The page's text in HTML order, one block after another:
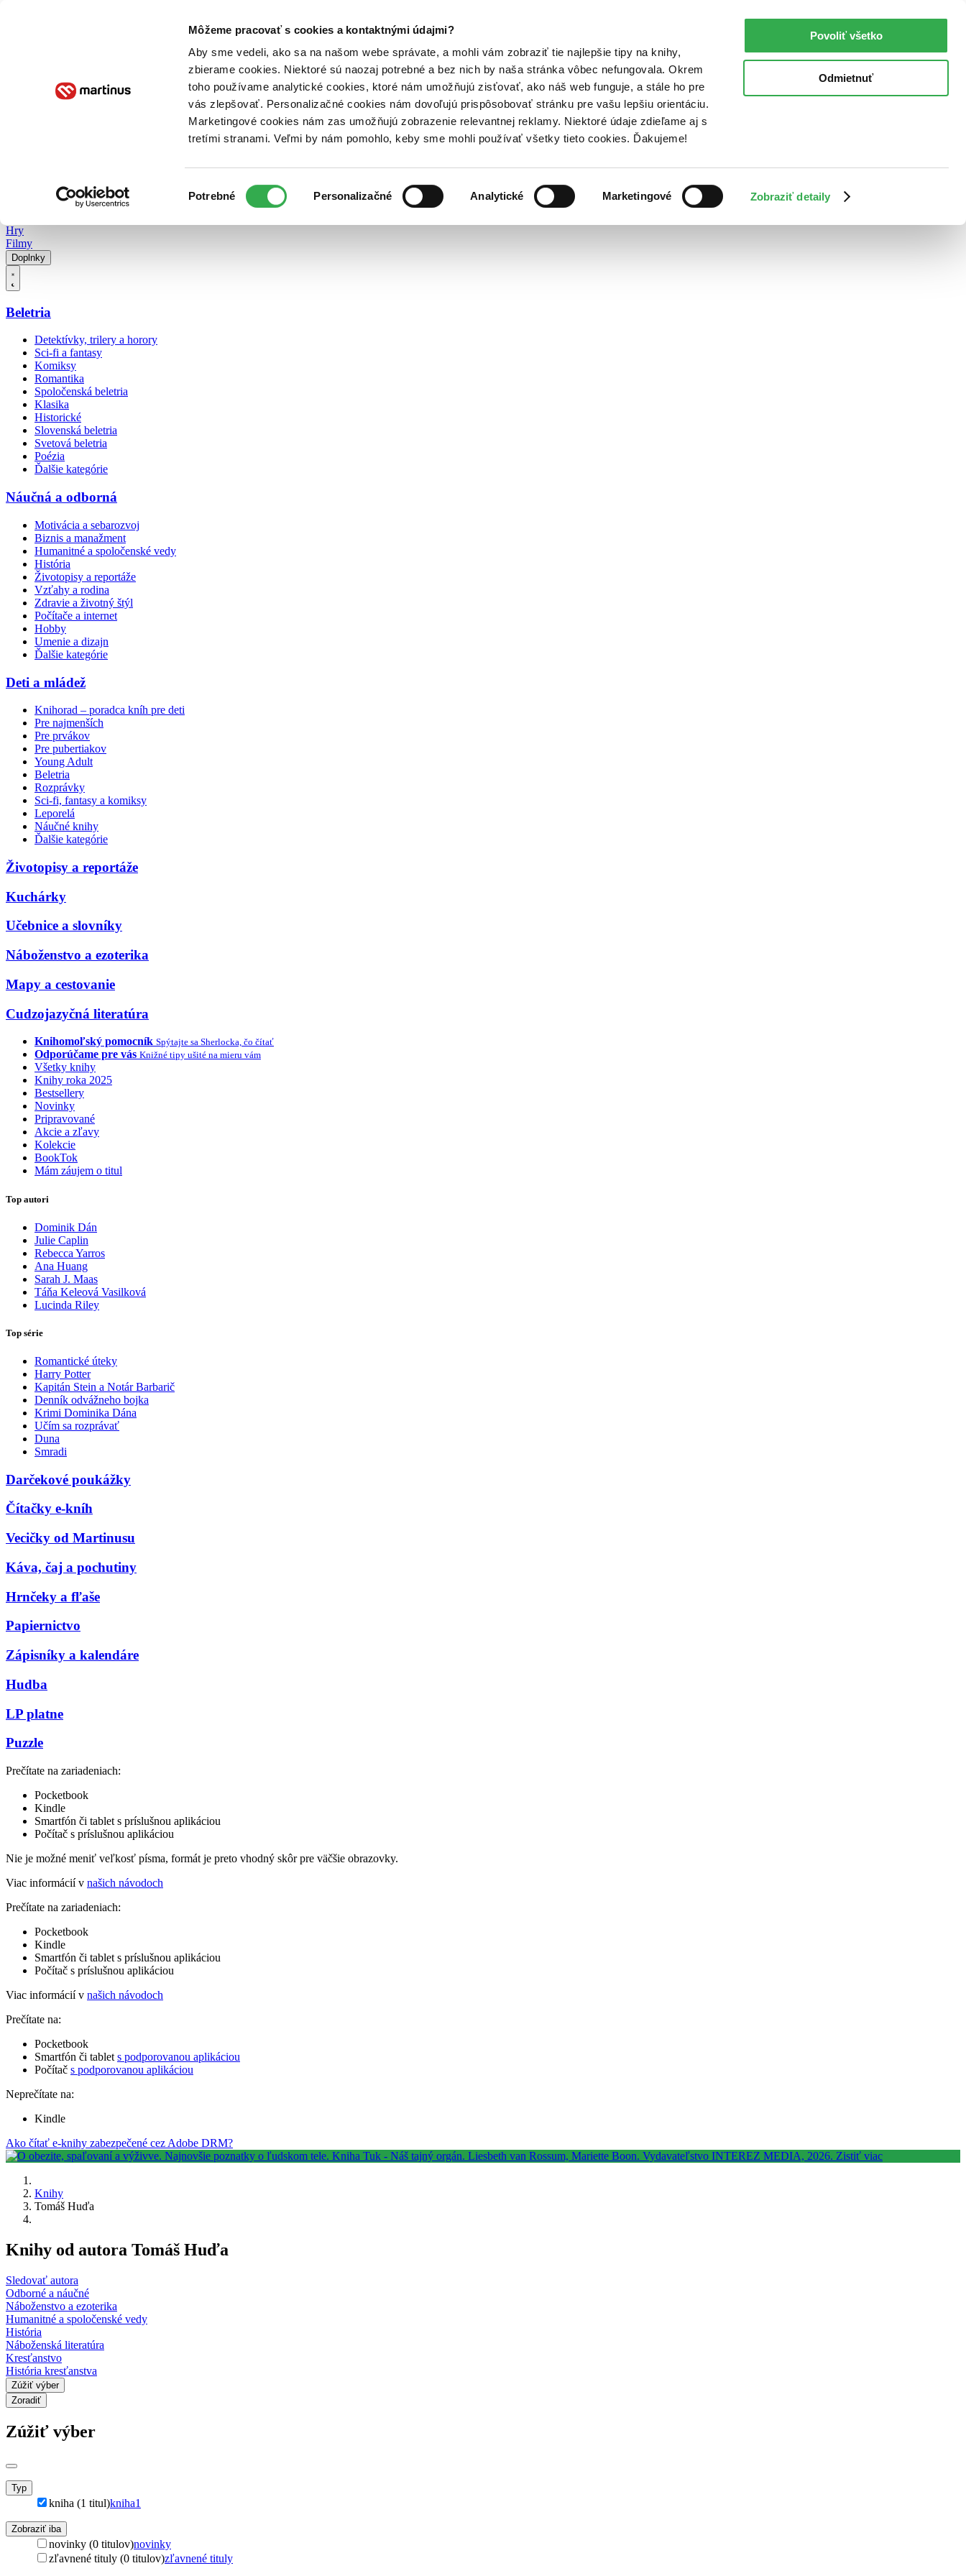
Môžeme pracovať s cookies a kontaktnými údajmi?
Aby sme vedeli, ako sa na našom webe správate, a mohli vám zobraziť tie najlepšie tipy na knihy,
zbierame cookies. Niektoré sú naozaj potrebné a bez nich by naša stránka vôbec nefungovala. Okrem
toho používame analytické cookies, ktoré nám umožňujú zisťovať, ako náš web funguje, a stále ho pre
vás zlepšovať. Personalizačné cookies nám dovoľujú prispôsobovať stránku pre vašu lepšiu orientáciu.
Marketingové cookies nám zas umožňujú zobrazenie relevantnej reklamy. Niektoré údaje zdieľame aj s
tretími stranami. Veľmi by nám pomohlo, keby sme mohli používať všetky tieto cookies. Ďakujeme!
súhlasu
Potrebné Personalizačné Analytické Marketingové Zobraziť detaily
Povoliť všetko
Odmietnuť
Poukážky Kontakt
Hry
Filmy
Doplnky
Beletria
Detektívky, trilery a horory
Sci-fi a fantasy
Komiksy
Romantika
Spoločenská beletria
Klasika
Historické
Slovenská beletria
Svetová beletria
Poézia
Ďalšie kategórie
Náučná a odborná
Motivácia a sebarozvoj
Biznis a manažment
Humanitné a spoločenské vedy
História
Životopisy a reportáže
Vzťahy a rodina
Zdravie a životný štýl
Počítače a internet
Hobby
Umenie a dizajn
Ďalšie kategórie
Deti a mládež
Knihorad – poradca kníh pre deti
Pre najmenších
Pre prvákov
Pre pubertiakov
Young Adult
Beletria
Rozprávky
Sci-fi, fantasy a komiksy
Leporelá
Náučné knihy
Ďalšie kategórie
Životopisy a reportáže
Kuchárky
Učebnice a slovníky
Náboženstvo a ezoterika
Mapy a cestovanie
Cudzojazyčná literatúra
Knihomoľský pomocník Spýtajte sa Sherlocka, čo čítať
Odporúčame pre vás Knižné tipy ušité na mieru vám
Všetky knihy
Knihy roka 2025
Bestsellery
Novinky
Pripravované
Akcie a zľavy
Kolekcie
BookTok
Mám záujem o titul
Top autori
Dominik Dán
Julie Caplin
Rebecca Yarros
Ana Huang
Sarah J. Maas
Táňa Keleová Vasilková
Lucinda Riley
Top série
Romantické úteky
Harry Potter
Kapitán Stein a Notár Barbarič
Denník odvážneho bojka
Krimi Dominika Dána
Učím sa rozprávať
Duna
Smradi
Darčekové poukážky
Čítačky e-kníh
Vecičky od Martinusu
Káva, čaj a pochutiny
Hrnčeky a fľaše
Papiernictvo
Zápisníky a kalendáre
Hudba
LP platne
Puzzle
Prečítate na zariadeniach:
Pocketbook
Kindle
Smartfón či tablet s príslušnou aplikáciou
Počítač s príslušnou aplikáciou
Nie je možné meniť veľkosť písma, formát je preto vhodný skôr pre väčšie obrazovky.
Viac informácií v našich návodoch
Prečítate na zariadeniach:
Pocketbook
Kindle
Smartfón či tablet s príslušnou aplikáciou
Počítač s príslušnou aplikáciou
Viac informácií v našich návodoch
Prečítate na:
Pocketbook
Smartfón či tablet s podporovanou aplikáciou
Počítač s podporovanou aplikáciou
Neprečítate na:
Kindle
Ako čítať e-knihy zabezpečené cez Adobe DRM?
Knihy
Tomáš Huďa
Knihy od autora Tomáš Huďa
Sledovať autora
Odborné a náučné
Náboženstvo a ezoterika
Humanitné a spoločenské vedy
História
Náboženská literatúra
Kresťanstvo
História kresťanstva
Zúžiť výber
Zoradiť
Zúžiť výber
Typ
kniha (1 titul)kniha1
Zobraziť iba
novinky (0 titulov)novinky
zľavnené tituly (0 titulov)zľavnené tituly